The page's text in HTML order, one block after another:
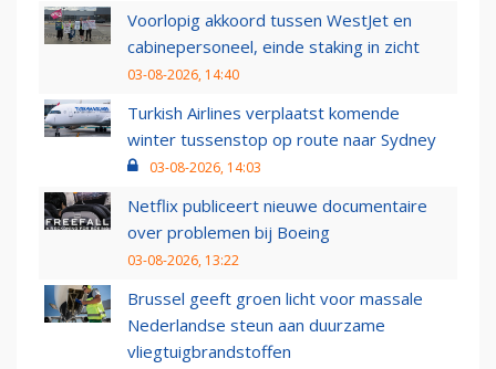
Voorlopig akkoord tussen WestJet en
cabinepersoneel, einde staking in zicht
03-08-2026, 14:40
Turkish Airlines verplaatst komende
winter tussenstop op route naar Sydney
03-08-2026, 14:03
Netflix publiceert nieuwe documentaire
over problemen bij Boeing
03-08-2026, 13:22
Brussel geeft groen licht voor massale
Nederlandse steun aan duurzame
vliegtuigbrandstoffen